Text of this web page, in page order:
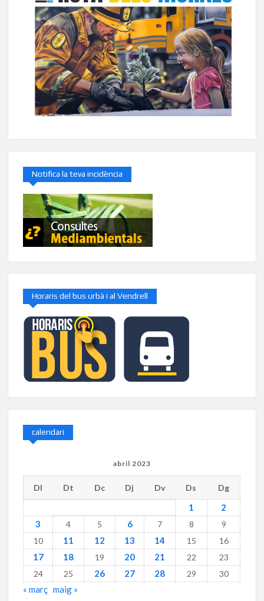
Notifica la teva incidència
Horaris del bus urbà i al Vendrell
calendari
abril 2023
Dl Dt Dc Dj Dv Ds Dg
1
2
3
4 5 6 7 8
9
10
11 12 13 14 15 16
17 18 19 20 21 22
23
24
25 26 27 28 29 30
« març maig »